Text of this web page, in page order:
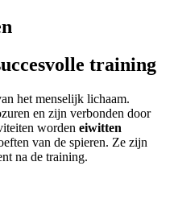
training
het menselijk lichaam.
en zijn verbonden door
worden eiwitten
van de spieren. Ze zijn
na de training.